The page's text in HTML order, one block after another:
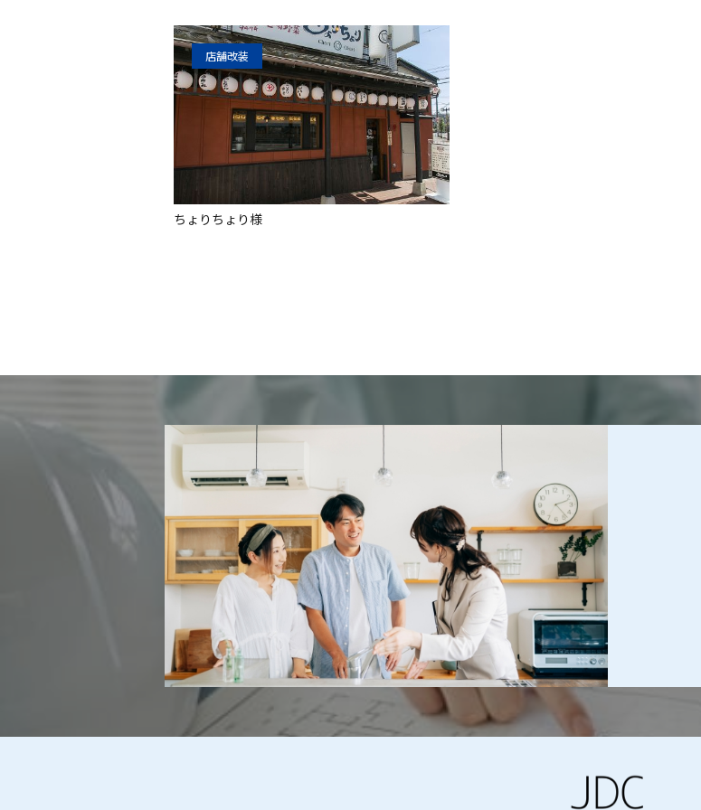
店舗改装
ちょりちょり様